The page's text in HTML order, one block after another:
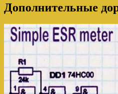
Дополнительные